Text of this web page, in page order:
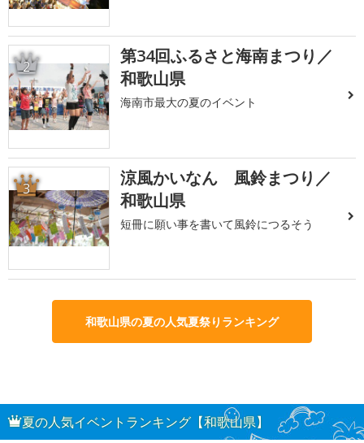
2
第34回ふるさと海南まつり／
和歌山県
海南市最大の夏のイベント
3
涼風かいなん 風鈴まつり／
和歌山県
短冊に願い事を書いて風鈴につるそう
和歌山県の夏の人気夏祭りランキング
夏の人気イベントランキング【和歌山県】